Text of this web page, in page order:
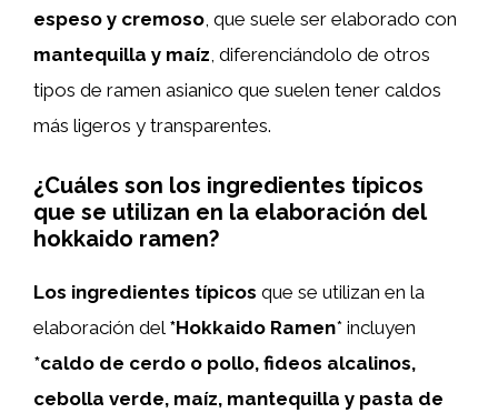
espeso y cremoso, que suele ser elaborado con
mantequilla y maíz, diferenciándolo de otros
tipos de ramen asianico que suelen tener caldos
más ligeros y transparentes.
¿Cuáles son los ingredientes típicos
que se utilizan en la elaboración del
hokkaido ramen?
Los ingredientes típicos que se utilizan en la
elaboración del *Hokkaido Ramen* incluyen
*caldo de cerdo o pollo, fideos alcalinos,
cebolla verde, maíz, mantequilla y pasta de